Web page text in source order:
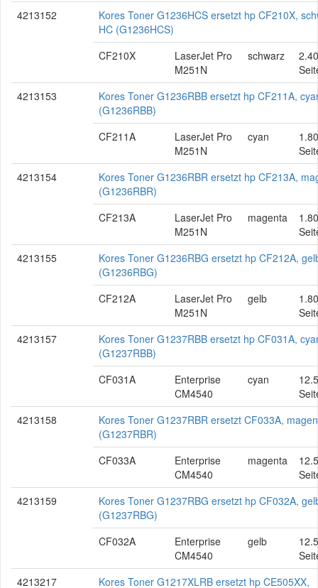
4213152
Kores Toner G1236HCS ersetzt hp CF210X,
HC (G1236HCS)
CF210X
LaserJet Pro
M251N
schwarz
4213153
Kores Toner G1236RBB ersetzt hp CF211A,
(G1236RBB)
CF211A
LaserJet Pro
M251N
cyan
4213154
Kores Toner G1236RBR ersetzt hp CF213A,
(G1236RBR)
CF213A
LaserJet Pro
M251N
magenta
4213155
Kores Toner G1236RBG ersetzt hp CF212A,
(G1236RBG)
CF212A
LaserJet Pro
M251N
gelb
4213157
Kores Toner G1237RBB ersetzt hp CF031A,
(G1237RBB)
CF031A
Enterprise
CM4540
cyan
4213158
Kores Toner G1237RBR ersetzt CF033A,
(G1237RBR)
CF033A
Enterprise
CM4540
magenta
4213159
Kores Toner G1237RBG ersetzt hp CF032A,
(G1237RBG)
CF032A
Enterprise
CM4540
gelb
4213217
Kores Toner G1217XLRB ersetzt hp CE505XX,